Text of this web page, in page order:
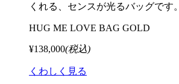
くれる、センスが光るバッグです。
HUG ME LOVE BAG GOLD
¥138,000(税込)
くわしく見る